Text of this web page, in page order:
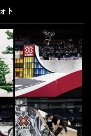
フィンを“楽しみ”にした
千男
2020.10.30
ス スケートボーディン
ルーカス・プイグのシグ
7
8
ト